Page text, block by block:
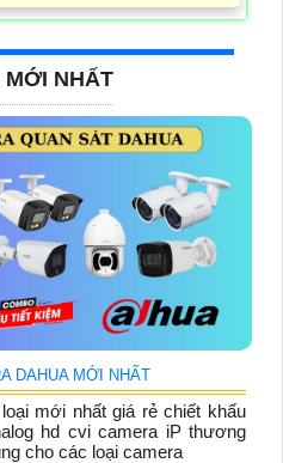
NHẤT
DAHUA MỚI NHẤT
mới nhất giá rẻ chiết khấu
hd cvi camera iP thương
cho các loại camera